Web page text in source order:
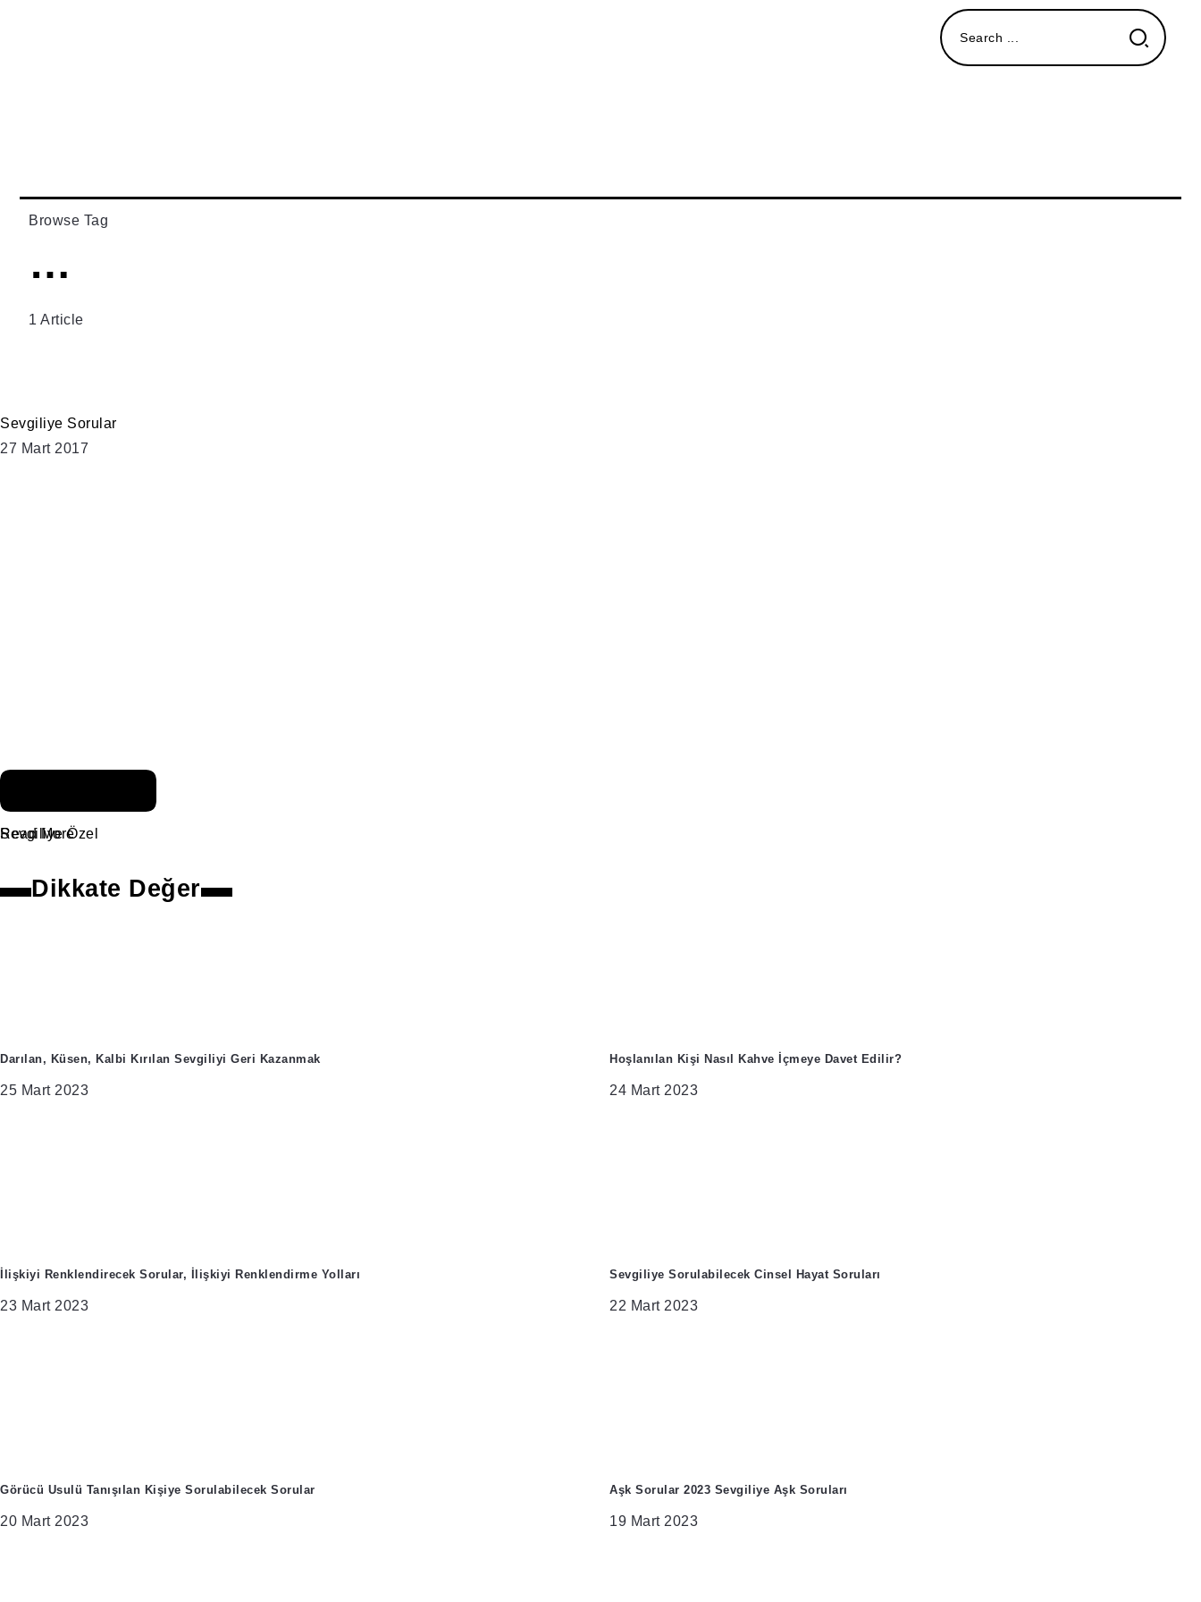
Browse Tag
…
1 Article
Sevgiliye Sorular
27 Mart 2017
Sevgiliye Özel
Read More
Dikkate Değer
Darılan, Küsen, Kalbi Kırılan Sevgiliyi Geri Kazanmak
25 Mart 2023
Hoşlanılan Kişi Nasıl Kahve İçmeye Davet Edilir?
24 Mart 2023
İlişkiyi Renklendirecek Sorular, İlişkiyi Renklendirme Yolları
23 Mart 2023
Sevgiliye Sorulabilecek Cinsel Hayat Soruları
22 Mart 2023
Görücü Usulü Tanışılan Kişiye Sorulabilecek Sorular
20 Mart 2023
Aşk Sorular 2023 Sevgiliye Aşk Soruları
19 Mart 2023